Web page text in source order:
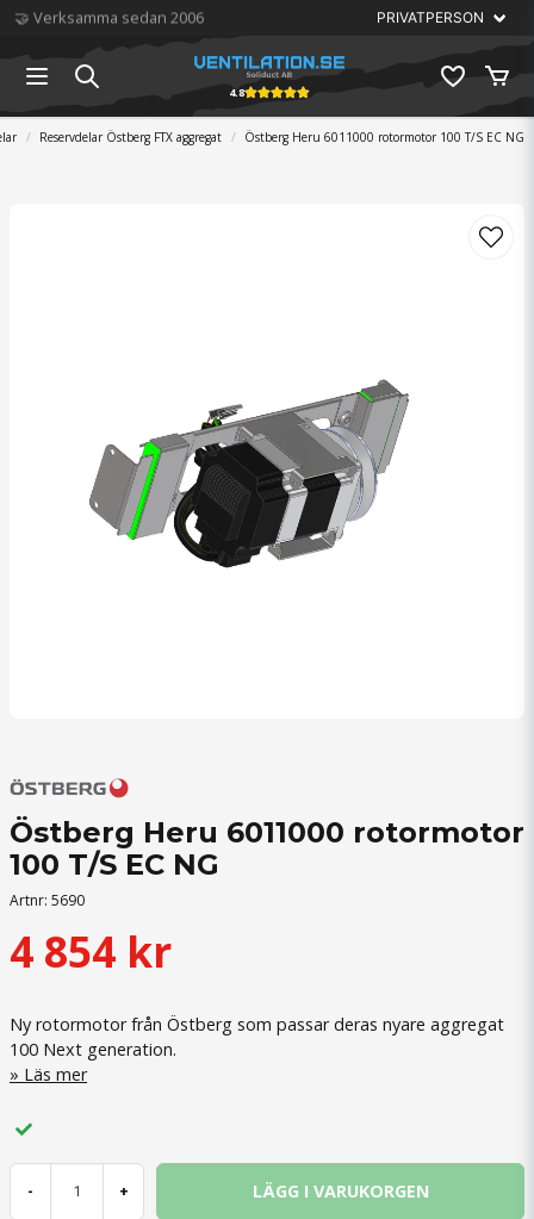
🏆 Störst på ventilation
4.8
Reservdelar Östberg FTX aggregat Östberg Heru 6011000 rotormotor 100 T/S EC NG
Östberg Heru 6011000 rotormotor
100 T/S EC NG
Artnr: 5690
4 854 kr
Ny rotormotor från Östberg som passar deras nyare aggregat
100 Next generation.
Läs mer
- + LÄGG I VARUKORGEN